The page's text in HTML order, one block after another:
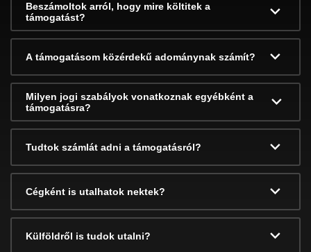
Beszámoltok arról, hogy mire költitek a
támogatást?
A támogatásom közérdekű adománynak számít?
Milyen jogi szabályok vonatkoznak egyébként a
támogatásra?
Tudtok számlát adni a támogatásról?
Cégként is utalhatok nektek?
Külföldről is tudok utalni?